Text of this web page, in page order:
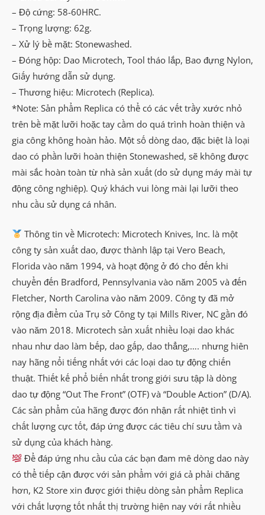
– Độ cứng: 58-60HRC.
– Trọng lượng: 62g.
– Xử lý bề mặt: Stonewashed.
– Đóng hộp: Dao Microtech, Tool tháo lắp, Bao đựng Nylon,
Giấy hướng dẫn sử dụng.
– Thương hiệu: Microtech (Replica).
*Note: Sản phẩm Replica có thể có các vết trầy xước nhỏ
trên bề mặt lưỡi hoặc tay cầm do quá trình hoàn thiện và
gia công không hoàn hảo. Một số dòng dao, đặc biệt là loại
dao có phần lưỡi hoàn thiện Stonewashed, sẽ không được
mài sắc hoàn toàn từ nhà sản xuất (do sử dụng máy mài tự
động công nghiệp). Quý khách vui lòng mài lại lưỡi theo
nhu cầu sử dụng cá nhân.
Thông tin về Microtech: Microtech Knives, Inc. là một
công ty sản xuất dao, được thành lập tại Vero Beach,
Florida vào năm 1994, và hoạt động ở đó cho đến khi
chuyển đến Bradford, Pennsylvania vào năm 2005 và đến
Fletcher, North Carolina vào năm 2009. Công ty đã mở
rộng địa điểm của Trụ sở Công ty tại Mills River, NC gần đó
vào năm 2018. Microtech sản xuất nhiều loại dao khác
nhau như dao làm bếp, dao gấp, dao thẳng,…. nhưng hiên
nay hãng nổi tiếng nhất với các loại dao tự động chiến
thuật. Thiết kế phổ biến nhất trong giới sưu tập là dòng
dao tự động “Out The Front” (OTF) và “Double Action” (D/A).
Các sản phẩm của hãng được đón nhận rất nhiệt tình vì
chất lượng cực tốt, đáp ứng được các tiêu chí sưu tầm và
sử dụng của khách hàng.
Để đáp ứng nhu cầu của các bạn đam mê dòng dao này
có thể tiếp cận được với sản phẩm với giá cả phải chăng
hơn, K2 Store xin được giới thiệu dòng sản phẩm Replica
với chất lượng tốt nhất thị trường hiện nay với rất nhiều